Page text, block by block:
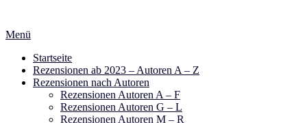
springen
Menü
Startseite
Rezensionen ab 2023 – Autoren A – Z
Rezensionen nach Autoren
Rezensionen Autoren A – F
Rezensionen Autoren G – L
Rezensionen Autoren M – R